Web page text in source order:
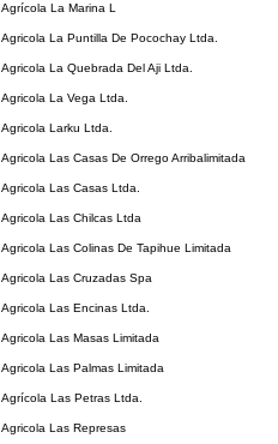
Agrícola La Marina L
Agricola La Puntilla De Pocochay Ltda.
Agricola La Quebrada Del Aji Ltda.
Agricola La Vega Ltda.
Agricola Larku Ltda.
Agricola Las Casas De Orrego Arribalimitada
Agricola Las Casas Ltda.
Agricola Las Chilcas Ltda
Agricola Las Colinas De Tapihue Limitada
Agricola Las Cruzadas Spa
Agricola Las Encinas Ltda.
Agricola Las Masas Limitada
Agricola Las Palmas Limitada
Agrícola Las Petras Ltda.
Agricola Las Represas